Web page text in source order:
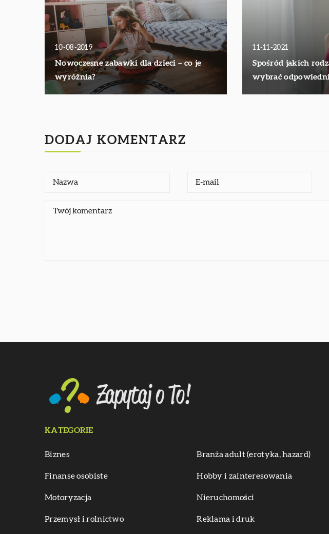
10-08-2019
Nowoczesne zabawki dla dzieci – co je
wyróżnia?
11-11-2021
Spośród jakich
wybrać
DODAJ KOMENTARZ
KATEGORIE
Biznes Branża adult (erotyka, hazard)
Finanse osobiste Hobby i zainteresowania
Motoryzacja Nieruchomości
Przemysł i rolnictwo Reklama i druk